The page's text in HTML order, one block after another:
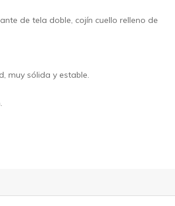
de tela doble, cojín cuello relleno de
muy sólida y estable.